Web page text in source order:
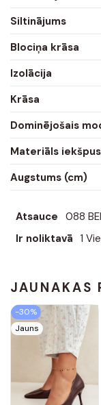
Siltinājums
Blociņa krāsa
Izolācija
Krāsa
Dominējošais
Materiāls
Augstums (cm)
Atsauce 088
Ir noliktavā 1
JAUNĀKĀS
-30%
Jauns